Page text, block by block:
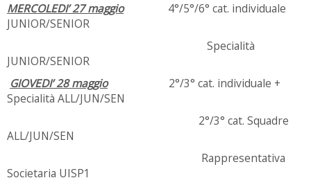
MERCOLEDI’ 27 maggio4°/5°/6° cat. individuale
JUNIOR/SENIOR
Specialità
JUNIOR/SENIOR
GIOVEDI’ 28 maggio2°/3° cat. individuale +
Specialità ALL/JUN/SEN
2°/3° cat. Squadre
ALL/JUN/SEN
Rappresentativa
Societaria UISP1